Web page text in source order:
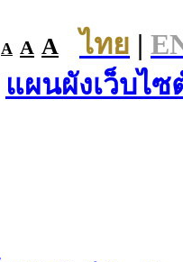
A A A ไทย |
แผนผังเว็บไซ